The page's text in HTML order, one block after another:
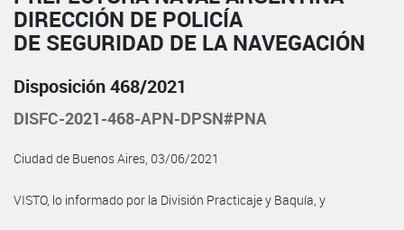
DIRECCIÓN DE POLICÍA
DE SEGURIDAD DE LA NAVEGACIÓN
Disposición 468/2021
DISFC-2021-468-APN-DPSN#PNA
Ciudad de Buenos Aires, 03/06/2021
VISTO, lo informado por la División Practicaje y Baquía, y